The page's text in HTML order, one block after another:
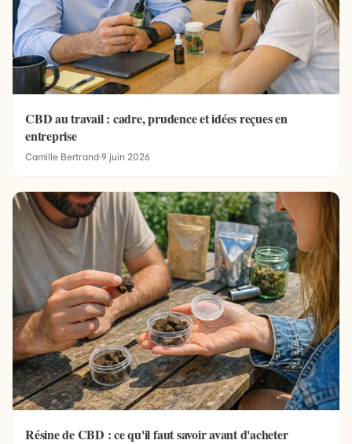
CBD au travail : cadre, prudence et idées reçues en
entreprise
Camille Bertrand·9 juin 2026
Résine de CBD : ce qu'il faut savoir avant d'acheter